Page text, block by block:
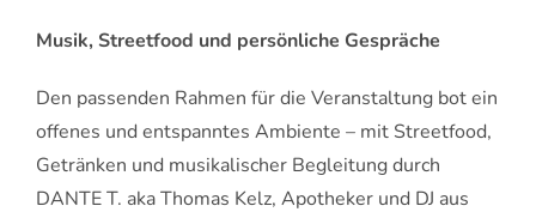
Musik, Streetfood und persönliche Gespräche
Den passenden Rahmen für die Veranstaltung bot ein
offenes und entspanntes Ambiente – mit Streetfood,
Getränken und musikalischer Begleitung durch
DANTE T. aka Thomas Kelz, Apotheker und DJ aus